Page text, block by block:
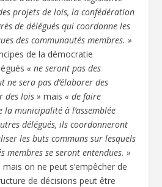
projets de lois, la confédération
de délégués qui coordonne les
des communautés membres. »
de la démocratie
« ne seront pas des
ne sera pas d’élaborer des
des lois » mais« de faire
municipalité à l’assemblée
délégués, ils coordonneront
les buts communs sur lesquels
membres se seront entendues. »
on ne peut s’empêcher de
de décisions peut être